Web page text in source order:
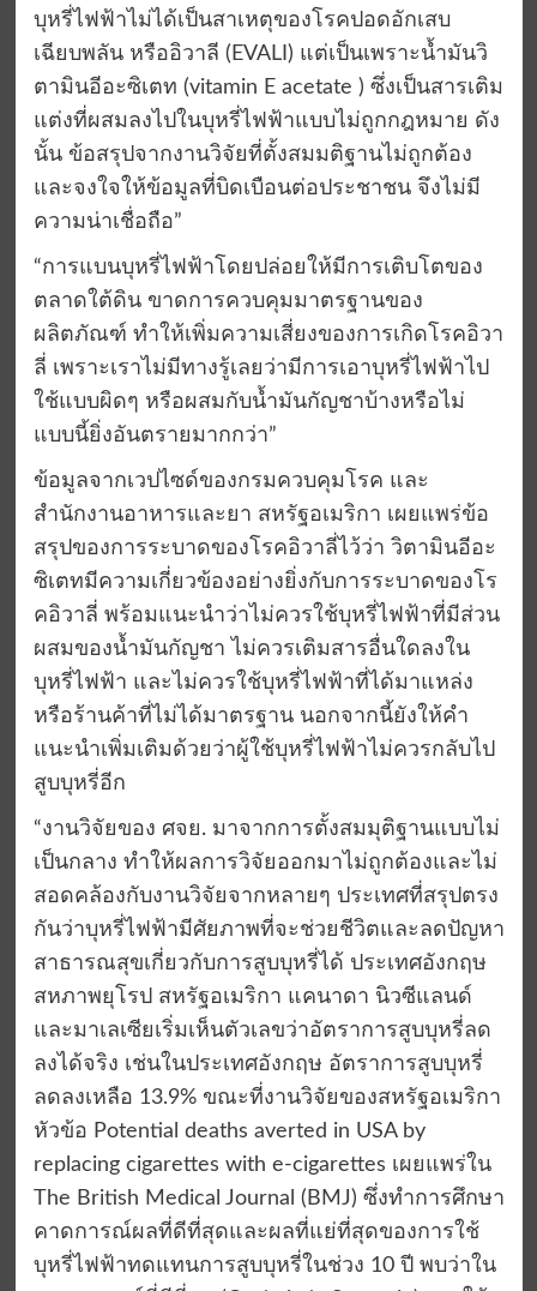
บุหรี่ไฟฟ้าไม่ได้เป็นสาเหตุของโรคปอดอักเสบ
เฉียบพลัน หรืออิวาลี (EVALI) แต่เป็นเพราะน้ำมันวิ
ตามินอีอะซิเตท (vitamin E acetate ) ซึ่งเป็นสารเติม
แต่งที่ผสมลงไปในบุหรี่ไฟฟ้าแบบไม่ถูกกฎหมาย ดัง
นั้น ข้อสรุปจากงานวิจัยที่ตั้งสมมติฐานไม่ถูกต้อง
และจงใจให้ข้อมูลที่บิดเบือนต่อประชาชน จึงไม่มี
ความน่าเชื่อถือ”
“การแบนบุหรี่ไฟฟ้าโดยปล่อยให้มีการเติบโตของ
ตลาดใต้ดิน ขาดการควบคุมมาตรฐานของ
ผลิตภัณฑ์ ทำให้เพิ่มความเสี่ยงของการเกิดโรคอิวา
ลี่ เพราะเราไม่มีทางรู้เลยว่ามีการเอาบุหรี่ไฟฟ้าไป
ใช้แบบผิดๆ หรือผสมกับน้ำมันกัญชาบ้างหรือไม่
แบบนี้ยิ่งอันตรายมากกว่า”
ข้อมูลจากเวปไซด์ของกรมควบคุมโรค และ
สำนักงานอาหารและยา สหรัฐอเมริกา เผยแพร่ข้อ
สรุปของการระบาดของโรคอิวาลี่ไว้ว่า วิตามินอีอะ
ซิเตทมีความเกี่ยวข้องอย่างยิ่งกับการระบาดของโร
คอิวาลี่ พร้อมแนะนำว่าไม่ควรใช้บุหรี่ไฟฟ้าที่มีส่วน
ผสมของน้ำมันกัญชา ไม่ควรเติมสารอื่นใดลงใน
บุหรี่ไฟฟ้า และไม่ควรใช้บุหรี่ไฟฟ้าที่ได้มาแหล่ง
หรือร้านค้าที่ไม่ได้มาตรฐาน นอกจากนี้ยังให้คำ
แนะนำเพิ่มเติมด้วยว่าผู้ใช้บุหรี่ไฟฟ้าไม่ควรกลับไป
สูบบุหรี่อีก
“งานวิจัยของ ศจย. มาจากการตั้งสมมุติฐานแบบไม่
เป็นกลาง ทำให้ผลการวิจัยออกมาไม่ถูกต้องและไม่
สอดคล้องกับงานวิจัยจากหลายๆ ประเทศที่สรุปตรง
กันว่าบุหรี่ไฟฟ้ามีศัยภาพที่จะช่วยชีวิตและลดปัญหา
สาธารณสุขเกี่ยวกับการสูบบุหรี่ได้ ประเทศอังกฤษ
สหภาพยุโรป สหรัฐอเมริกา แคนาดา นิวซีแลนด์
และมาเลเซียเริ่มเห็นตัวเลขว่าอัตราการสูบบุหรี่ลด
ลงได้จริง เช่นในประเทศอังกฤษ อัตราการสูบบุหรี่
ลดลงเหลือ 13.9% ขณะที่งานวิจัยของสหรัฐอเมริกา
หัวข้อ Potential deaths averted in USA by
replacing cigarettes with e-cigarettes เผยแพร่ใน
The British Medical Journal (BMJ) ซึ่งทำการศึกษา
คาดการณ์ผลที่ดีที่สุดและผลที่แย่ที่สุดของการใช้
บุหรี่ไฟฟ้าทดแทนการสูบบุหรี่ในช่วง 10 ปี พบว่าใน